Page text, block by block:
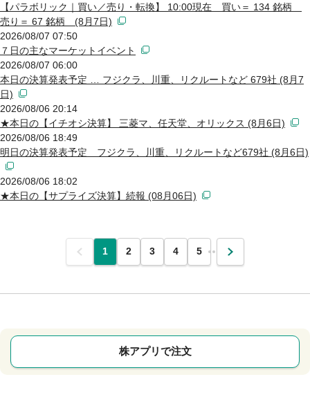
【パラボリック｜買い／売り・転換】 10:00現在 買い＝ 134 銘柄
売り＝ 67 銘柄 (8月7日)
2026/08/07 07:50
７日の主なマーケットイベント
2026/08/07 06:00
本日の決算発表予定 … フジクラ、川重、リクルートなど 679社 (8月7
日)
2026/08/06 20:14
★本日の【イチオシ決算】 三菱マ、任天堂、オリックス (8月6日)
2026/08/06 18:49
明日の決算発表予定 フジクラ、川重、リクルートなど679社 (8月6日)
2026/08/06 18:02
★本日の【サプライズ決算】続報 (08月06日)
前 1 2 3 4 5 … 次
株アプリで注文